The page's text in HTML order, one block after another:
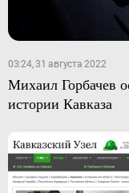
03:24, 31 августа 2022
Михаил Горбачев
истории Кавказа